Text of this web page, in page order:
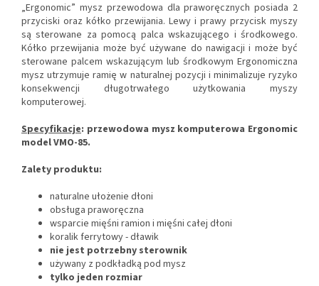
„Ergonomic” mysz przewodowa dla praworęcznych posiada 2
przyciski oraz kółko przewijania. Lewy i prawy przycisk myszy
są sterowane za pomocą palca wskazującego i środkowego.
Kółko przewijania może być używane do nawigacji i może być
sterowane palcem wskazującym lub środkowym Ergonomiczna
mysz utrzymuje ramię w naturalnej pozycji i minimalizuje ryzyko
konsekwencji długotrwałego użytkowania myszy
komputerowej.
Specyfikacje: przewodowa mysz komputerowa Ergonomic
model VMO-85.
Zalety produktu:
naturalne ułożenie dłoni
obsługa praworęczna
wsparcie mięśni ramion i mięśni całej dłoni
koralik ferrytowy - dławik
nie jest potrzebny sterownik
używany z podkładką pod mysz
tylko jeden rozmiar